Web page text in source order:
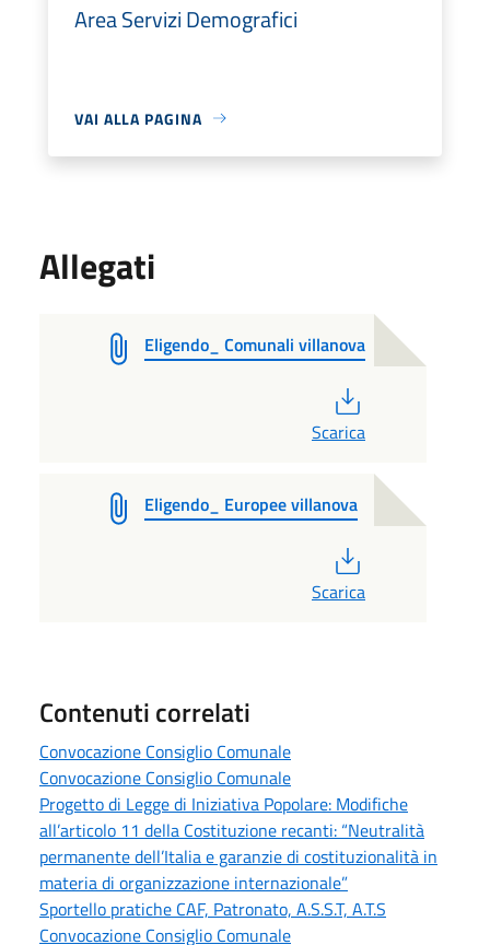
Area Servizi Demografici
VAI ALLA PAGINA
Allegati
Eligendo_ Comunali villanova
Scarica
Eligendo_ Europee villanova
Scarica
Contenuti correlati
Convocazione Consiglio Comunale
Convocazione Consiglio Comunale
Progetto di Legge di Iniziativa Popolare: Modifiche
all’articolo 11 della Costituzione recanti: “Neutralità
permanente dell’Italia e garanzie di costituzionalità in
materia di organizzazione internazionale”
Sportello pratiche CAF, Patronato, A.S.S.T, A.T.S
Convocazione Consiglio Comunale